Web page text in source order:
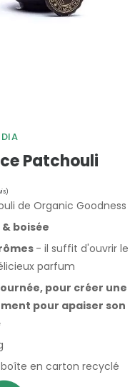
Patchouli
de Organic Goodness
boisée
- il suffit d'ouvrir le
parfum
pour créer une
pour apaiser son
boîte en carton recyclé